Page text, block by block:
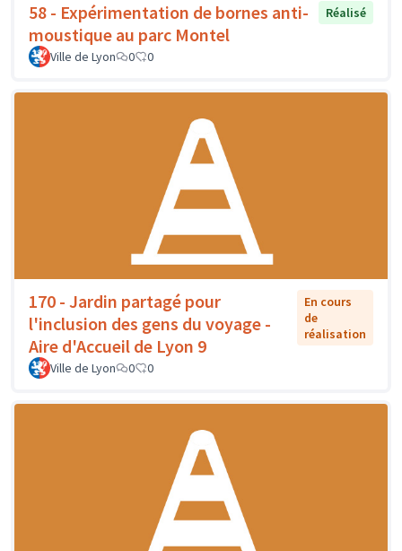
58 - Expérimentation de bornes anti-
moustique au parc Montel
Réalisé
Ville de Lyon 0 0
170 - Jardin partagé pour
l'inclusion des gens du voyage -
Aire d'Accueil de Lyon 9
En cours
de
réalisation
Ville de Lyon 0 0